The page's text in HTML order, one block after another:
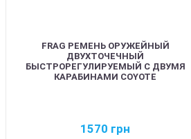
FRAG РЕМЕНЬ ОРУЖЕЙНЫЙ
ДВУХТОЧЕЧНЫЙ
БЫСТРОРЕГУЛИРУЕМЫЙ С ДВУМЯ
КАРАБИНАМИ COYOTE
1570 грн